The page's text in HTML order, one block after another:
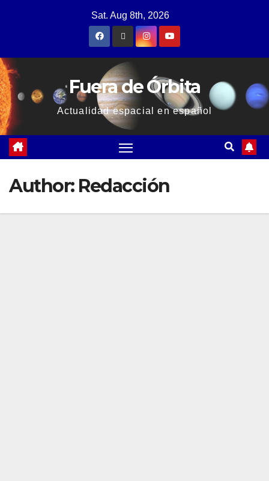
Sat. Aug 8th, 2026
Fuera de Órbita
Actualidad espacial en español
Author: Redacción